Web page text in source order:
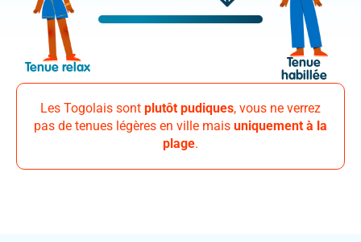
Tenue relax
Tenue
habillée
Les Togolais sont plutôt pudiques, vous ne verrez
pas de tenues légères en ville mais uniquement à la
plage.